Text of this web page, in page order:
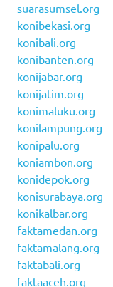
suarasumsel.org
konibekasi.org
konibali.org
konibanten.org
konijabar.org
konijatim.org
konimaluku.org
konilampung.org
konipalu.org
koniambon.org
konidepok.org
konisurabaya.org
konikalbar.org
faktamedan.org
faktamalang.org
faktabali.org
faktaaceh.org